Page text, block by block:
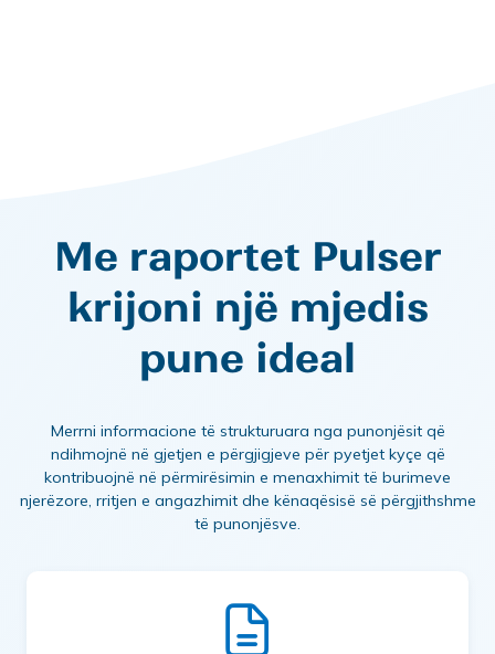
Me raportet Pulser
krijoni një mjedis
pune ideal
Merrni informacione të strukturuara nga punonjësit që
ndihmojnë në gjetjen e përgjigjeve për pyetjet kyçe që
kontribuojnë në përmirësimin e menaxhimit të burimeve
njerëzore, rritjen e angazhimit dhe kënaqësisë së përgjithshme
të punonjësve.